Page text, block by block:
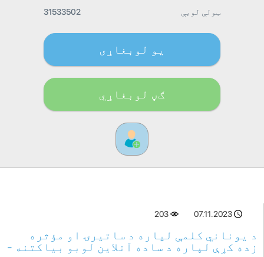
ټولې لوبې 31533502
یو لوبغاړی
ګڼ لوبغاړي
07.11.2023
203
د یوناني کلمې لپاره د ساتیرۍ او مؤثره
زده کړې لپاره د ساده آنلاین لوبو بیاکتنه -